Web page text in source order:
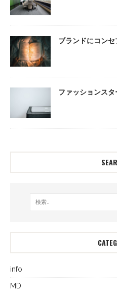
ブランドにコン
ファッションス
info
MD